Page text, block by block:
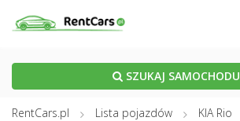
SZUKAJ SAMOCHODU
RentCars.pl Lista pojazdów KIA Rio